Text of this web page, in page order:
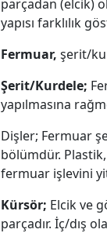
parçadan (elcik)
yapısı farklılık
Fermuar, şerit/
Şerit/Kurdele;
yapılmasına
Dişler; Fermuar
bölümdür.
fermuar işlevini
Kürsör; Elcik ve
parçadır. İç/dış